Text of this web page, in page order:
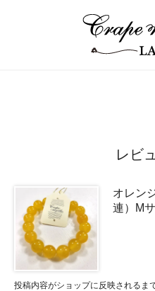
レビ
オレン
連）M
投稿内容がショップに反映されるま